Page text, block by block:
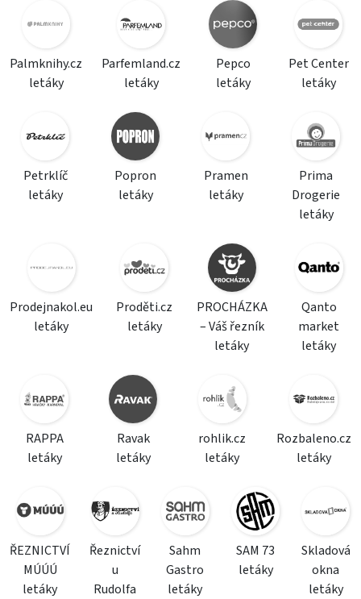
Palmknihy.cz
letáky
Parfemland.cz
letáky
Pepco
letáky
Pet Center
letáky
Petrklíč
letáky
Popron
letáky
Pramen
letáky
Prima
Drogerie
letáky
Prodejnakol.eu
letáky
Proděti.cz
letáky
PROCHÁZKA
– Váš řezník
letáky
Qanto
market
letáky
RAPPA
letáky
Ravak
letáky
rohlik.cz
letáky
Rozbaleno.cz
letáky
ŘEZNICTVÍ
MÚÚÚ
letáky
Řeznictví
u
Rudolfa
Sahm
Gastro
letáky
SAM 73
letáky
Skladová
okna
letáky